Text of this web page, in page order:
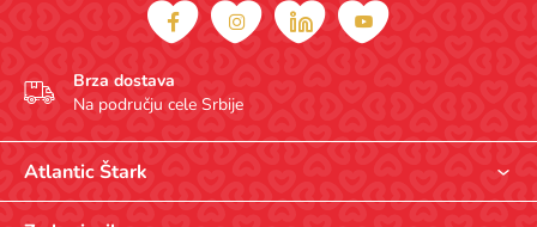
Atlantic Štark
Brza dostava
Na području cele Srbije